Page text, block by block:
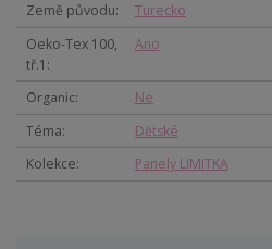
Země původu
Turecko
Oeko-Tex 100,
tř.1
Ano
Organic
Ne
Téma
Dětské
Kolekce
Panely LIMITKA